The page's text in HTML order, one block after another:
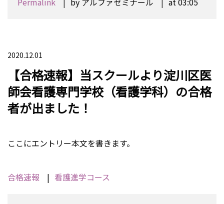
2020.12.01
【合格速報】当スクールより淀川区医
師会看護専門学校（看護学科）の合格
者が出ました！
ここにエントリー本文を書きます。
合格速報 看護進学コース